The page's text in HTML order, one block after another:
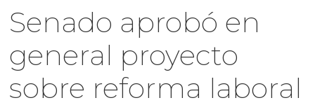
Senado aprobó en
general proyecto
sobre reforma laboral